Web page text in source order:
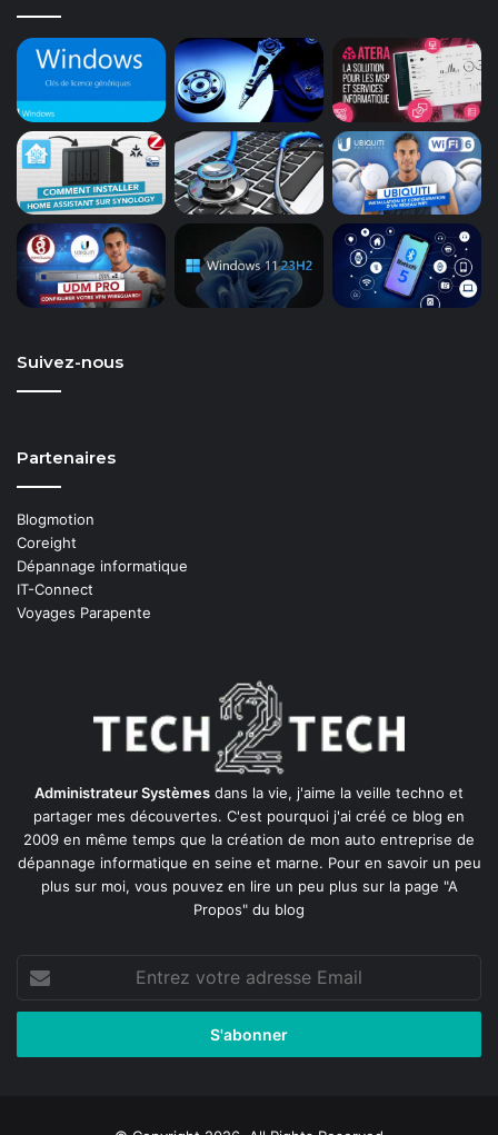
Suivez-nous
Partenaires
Blogmotion
Coreight
Dépannage informatique
IT-Connect
Voyages Parapente
Administrateur Systèmes dans la vie, j'aime la veille techno et
partager mes découvertes. C'est pourquoi j'ai créé ce blog en
2009 en même temps que la création de mon auto entreprise de
dépannage informatique en seine et marne. Pour en savoir un peu
plus sur moi, vous pouvez en lire un peu plus sur la page "A
Propos" du blog
votre
adresse